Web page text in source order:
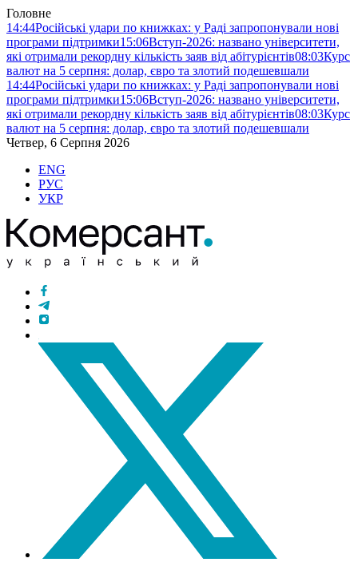
Головне
14:44Російські удари по книжках: у Раді запропонували нові
програми підтримки15:06Вступ-2026: названо університети,
які отримали рекордну кількість заяв від абітурієнтів08:03Курс
валют на 5 серпня: долар, євро та злотий подешевшали
14:44Російські удари по книжках: у Раді запропонували нові
програми підтримки15:06Вступ-2026: названо університети,
які отримали рекордну кількість заяв від абітурієнтів08:03Курс
валют на 5 серпня: долар, євро та злотий подешевшали
Четвер, 6 Серпня 2026
ENG
РУС
УКР